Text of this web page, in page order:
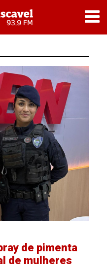
de pimenta
de mulheres